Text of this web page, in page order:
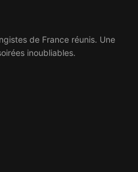
de France réunis. Une
inoubliables.